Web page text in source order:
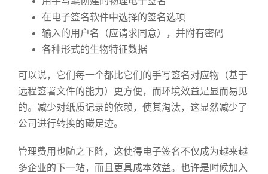
在电子签名软件中选择的签名选项
输入的用户名（应请求同意），并附有密码
各种形式的生物特征数据
可以说，它们每一个都比它们的手写签名对应物（基于
远程签署文件的能力）更方便，而环境效益是显而易见
的。减少对纸质记录的依赖，使其淘汰，这显然减少了
公司进行转换的碳足迹。
管理费用也随之下降，这使得电子签名不仅成为越来越
多企业的下一站，而且更具成本效益。也许是时候加入